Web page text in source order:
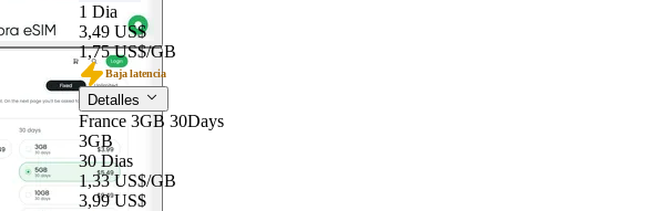
1 Dia
3,49 US$
1,75 US$/GB
Baja latencia
Detalles
France 3GB 30Days
3GB
30 Dias
1,33 US$/GB
3,99 US$